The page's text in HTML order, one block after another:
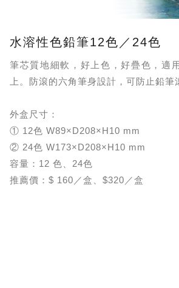
水溶性色鉛筆12色／24色
筆芯質地細軟，好上色，好疊色，適
上。防滾的六角筆身設計，可防止鉛筆
外盒尺寸：
① 12色 W89×D208×H10 mm
② 24色 W173×D208×H10 mm
容量：12 色、24色
推薦價：$ 160／盒、$320／盒